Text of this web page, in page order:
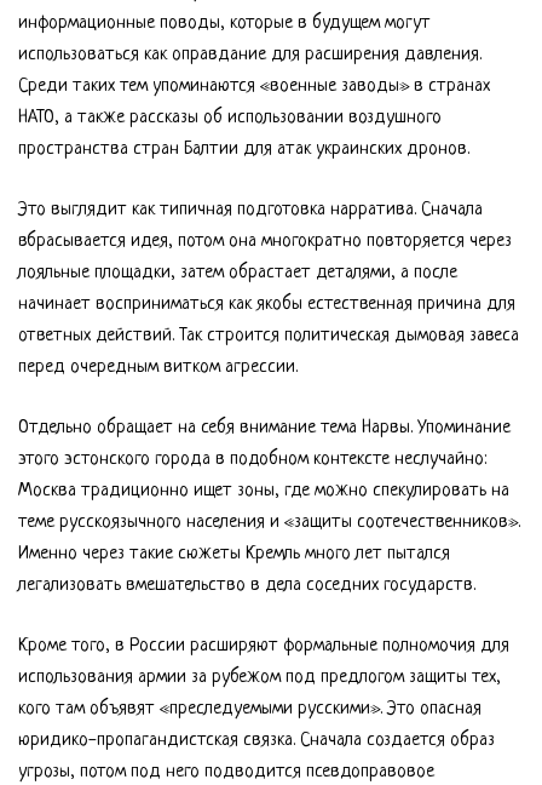
информационные поводы, которые в будущем могут
использоваться как оправдание для расширения давления.
Среди таких тем упоминаются «военные заводы» в странах
НАТО, а также рассказы об использовании воздушного
пространства стран Балтии для атак украинских дронов.
Это выглядит как типичная подготовка нарратива. Сначала
вбрасывается идея, потом она многократно повторяется через
лояльные площадки, затем обрастает деталями, а после
начинает восприниматься как якобы естественная причина для
ответных действий. Так строится политическая дымовая завеса
перед очередным витком агрессии.
Отдельно обращает на себя внимание тема Нарвы. Упоминание
этого эстонского города в подобном контексте неслучайно:
Москва традиционно ищет зоны, где можно спекулировать на
теме русскоязычного населения и «защиты соотечественников».
Именно через такие сюжеты Кремль много лет пытался
легализовать вмешательство в дела соседних государств.
Кроме того, в России расширяют формальные полномочия для
использования армии за рубежом под предлогом защиты тех,
кого там объявят «преследуемыми русскими». Это опасная
юридико-пропагандистская связка. Сначала создается образ
угрозы, потом под него подводится псевдоправовое